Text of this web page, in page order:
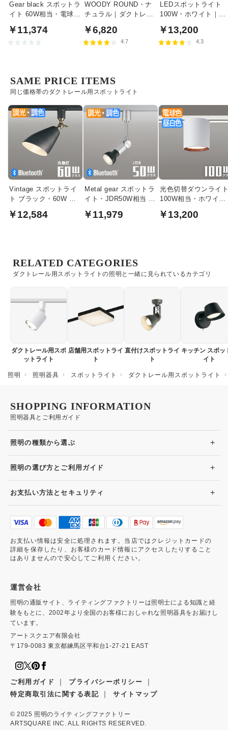
Gear black スポットラ
イト 60W相当・電球色
￥11,374
WOODY ROUND・ナ
チュラル｜ダクトレー
￥6,820
4.7
LEDスポットライト
100W・ホワイト｜光
￥13,200
4.3
同じ価格帯のダクトレール用スポットライト
SAME PRICE ITEMS
Vintage スポットライ
ト ブラック・60W 調
用
￥12,584
Metal gear スポットラ
イト・JDR50W相当 |
￥11,979
光色切替ダウンライ
100W相当・ホワイト
トレール用
￥13,200
ダクトレール用スポットライトの照明と一緒に見られているカテゴリ
RELATED CATEGORIES
ダクトレール用スポ
ットライト
店舗用スポットライ
ト
直付けスポットライ
ト
キッチン スポッ
イト
照明 照明器具 スポットライト ダクトレール用スポットライト
照明器具とご利用ガイド
SHOPPING INFORMATION
照明の種類から選ぶ +
照明の選び方とご利用ガイド +
お支払い方法とセキュリティ +
お支払い情報は安全に処理されます。当店ではクレジットカードの
詳細を保存したり、お客様のカード情報にアクセスしたりすること
はありませんので安心してご利用ください。
運営会社
照明の通販サイト、ライティングファクトリーは照明士による知識と経
験をもとに、2002年より全国のお客様におしゃれな照明器具をお届けし
ています。
アートスクエア有限会社
〒179-0083 東京都練馬区平和台1-27-21 EAST
ご利用ガイド ｜ プライバシーポリシー ｜
特定商取引法に関する表記 ｜ サイトマップ
© 2025 照明のライティングファクトリー
ARTSQUARE INC. ALL RIGHTS RESERVED.